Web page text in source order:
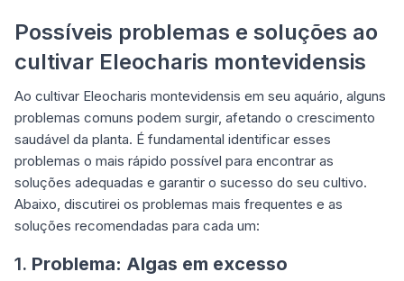
Possíveis problemas e soluções ao
cultivar Eleocharis montevidensis
Ao cultivar Eleocharis montevidensis em seu aquário, alguns
problemas comuns podem surgir, afetando o crescimento
saudável da planta. É fundamental identificar esses
problemas o mais rápido possível para encontrar as
soluções adequadas e garantir o sucesso do seu cultivo.
Abaixo, discutirei os problemas mais frequentes e as
soluções recomendadas para cada um:
1. Problema: Algas em excesso